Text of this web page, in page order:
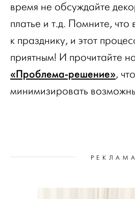
время не обсуждайте
платье и т.д. Помните, что
к празднику, и этот
приятным! И прочитайте
«Проблема-решение»,
минимизировать
РЕКЛАМА